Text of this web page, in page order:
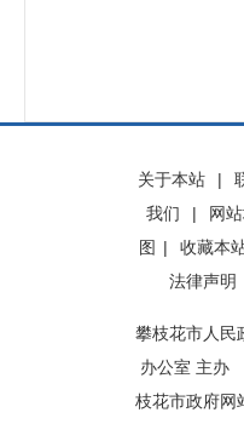
关于本站 |
我们
|
网
图 | 收藏本
法律声明
攀枝花市人民
办公室 主
枝花市政府网